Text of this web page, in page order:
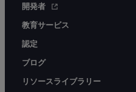
開発者
教育サービス
認定
ブログ
リソースライブラリー